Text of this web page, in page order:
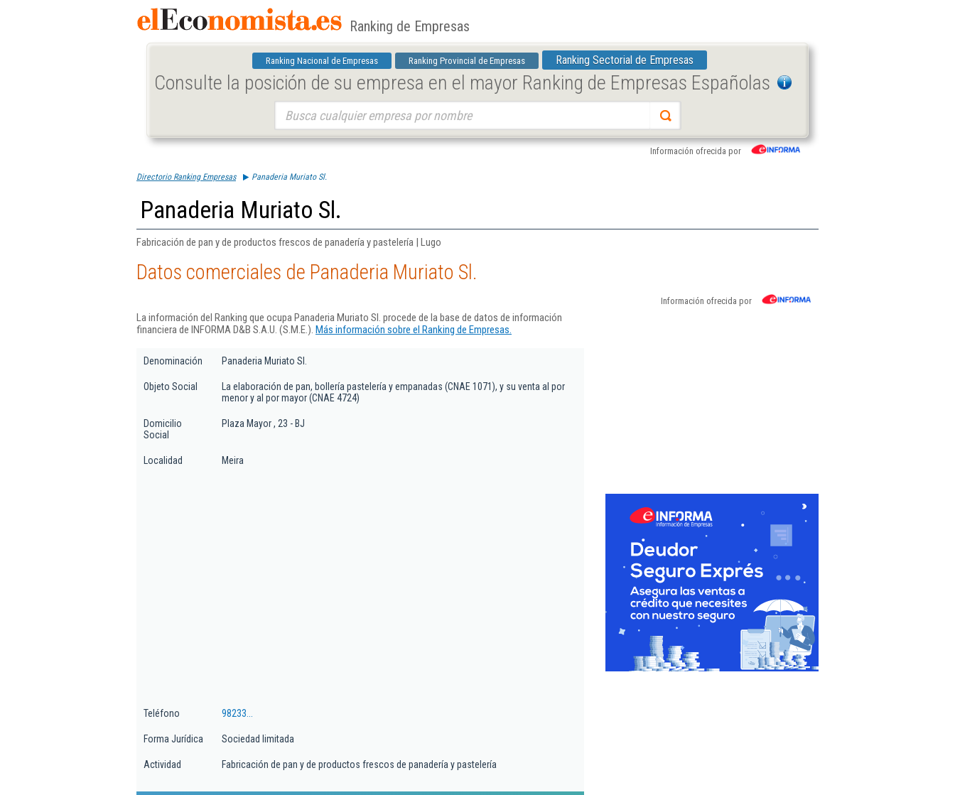
Ranking de Empresas
Ranking Nacional de Empresas Ranking Provincial de Empresas Ranking Sectorial de Empresas
Consulte la posición de su empresa en el mayor Ranking de Empresas Españolas
Información ofrecida por
Directorio Ranking Empresas Panaderia Muriato Sl.
Panaderia Muriato Sl.
Fabricación de pan y de productos frescos de panadería y pastelería | Lugo
Datos comerciales de Panaderia Muriato Sl.
Información ofrecida por
La información del Ranking que ocupa Panaderia Muriato Sl. procede de la base de datos de información
financiera de INFORMA D&B S.A.U. (S.M.E.). Más información sobre el Ranking de Empresas.
Denominación Panaderia Muriato Sl.
Objeto Social
La elaboración de pan, bollería pastelería y empanadas (CNAE 1071), y su venta al por
menor y al por mayor (CNAE 4724)
Domicilio
Social
Plaza Mayor , 23 - BJ
Localidad Meira
Teléfono 98233...
Forma Jurídica Sociedad limitada
Actividad Fabricación de pan y de productos frescos de panadería y pastelería